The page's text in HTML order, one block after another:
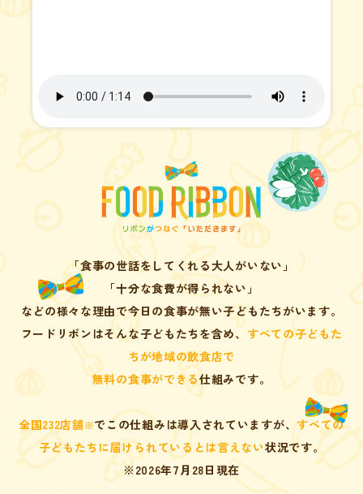
「食事の世話をしてくれる大人がいない」
「十分な食費が得られない」
などの様々な理由で今日の食事が無い子どもたちがいます。
フードリボンはそんな子どもたちを含め、 すべての子どもた
ちが地域の飲食店で
無料の食事ができる仕組みです。
全国232店舗※でこの仕組みは導入されていますが、すべての
子どもたちに届けられているとは言えない状況です。
※2026年7月28日現在